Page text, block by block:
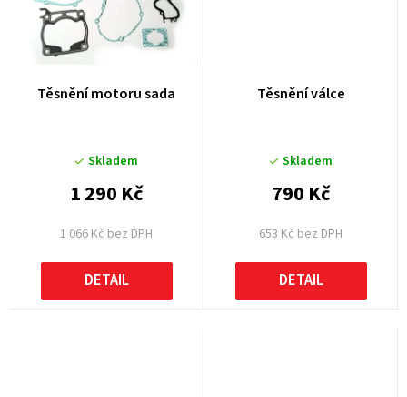
Těsnění motoru sada
Skladem
1 066 Kč bez DPH
1 290 Kč
DETAIL
Těsnění válce
Skladem
653 Kč bez DPH
790 Kč
DETAIL